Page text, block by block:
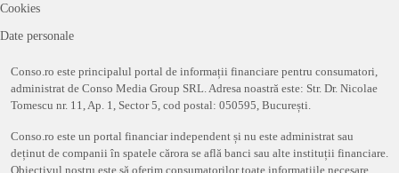
Cookies
Date personale
Conso.ro este principalul portal de informații financiare pentru consumatori,
administrat de Conso Media Group SRL. Adresa noastră este: Str. Dr. Nicolae
Tomescu nr. 11, Ap. 1, Sector 5, cod postal: 050595, București.
Conso.ro este un portal financiar independent și nu este administrat sau
deținut de companii în spatele cărora se află banci sau alte instituții financiare.
Obiectivul nostru este să oferim consumatorilor toate informațiile necesare